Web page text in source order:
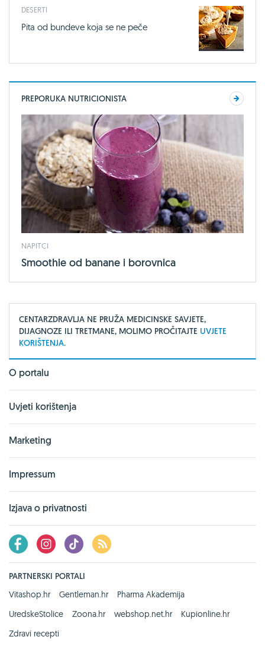
DESERTI
Pita od bundeve koja se ne peče
PREPORUKA NUTRICIONISTA
NAPITCI
Smoothie od banane i borovnica
CENTARZDRAVLJA NE PRUŽA MEDICINSKE SAVJETE,
DIJAGNOZE ILI TRETMANE, MOLIMO PROČITAJTE UVJETE
KORIŠTENJA.
O portalu
Uvjeti korištenja
Marketing
Impressum
Izjava o privatnosti
PARTNERSKI PORTALI
Vitashop.hr
Gentleman.hr
Pharma Akademija
UredskeStolice
Zoona.hr webshop.net.hr
Kupionline.hr
Zdravi recepti